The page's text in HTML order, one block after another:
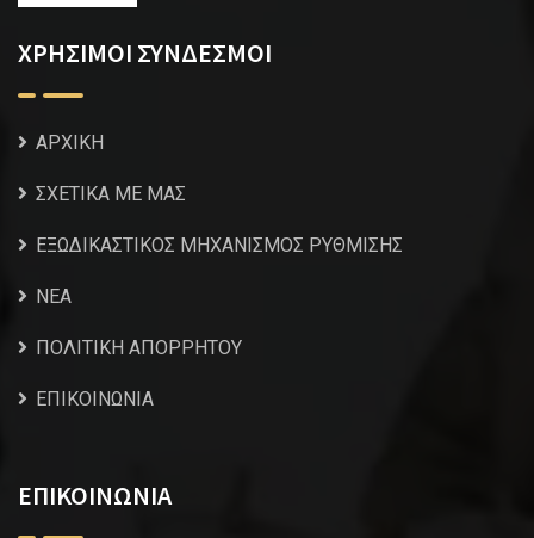
ΧΡΗΣΙΜΟΙ ΣΥΝΔΕΣΜΟΙ
ΑΡΧΙΚΗ
ΣΧΕΤΙΚΑ ΜΕ ΜΑΣ
ΕΞΩΔΙΚΑΣΤΙΚΟΣ ΜΗΧΑΝΙΣΜΟΣ ΡΥΘΜΙΣΗΣ
NEA
ΠΟΛΙΤΙΚΗ ΑΠΟΡΡΗΤΟΥ
ΕΠΙΚΟΙΝΩΝΙΑ
ΕΠΙΚΟΙΝΩΝΙΑ